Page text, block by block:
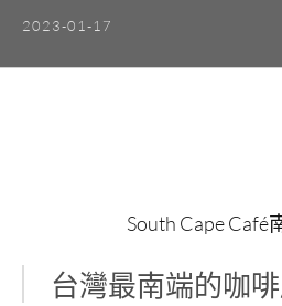
2023-01-17
South Cape Café
台灣最南端的咖啡